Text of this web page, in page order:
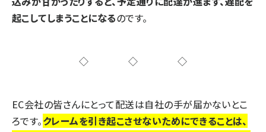
起こしてしまうことになるのです。
◇◇◇
EC会社の皆さんにとって配送は自社の手が届かないとこ
ろです。クレームを引き起こさせないためにできることは、